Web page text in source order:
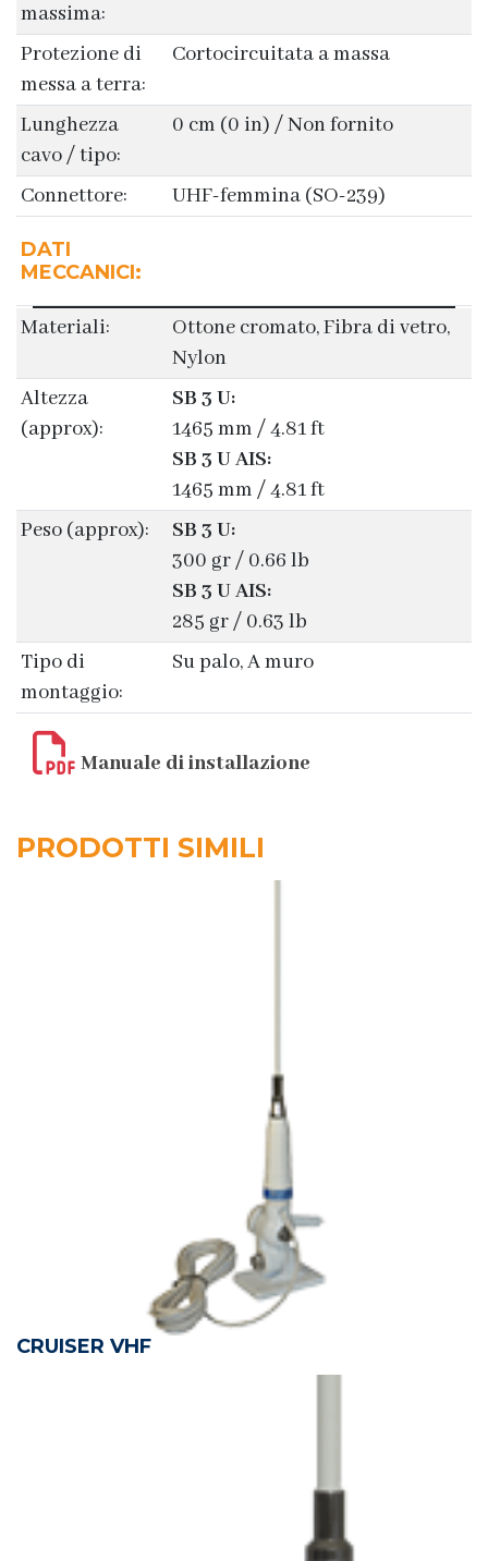
massima:
Protezione di
messa a terra:
Cortocircuitata a massa
Lunghezza
cavo / tipo:
0 cm (0 in) / Non fornito
Connettore: UHF-femmina (SO-239)
DATI
MECCANICI:
Materiali:
Ottone cromato, Fibra di vetro,
Nylon
Altezza
(approx):
SB 3 U:
1465 mm / 4.81 ft
SB 3 U AIS:
1465 mm / 4.81 ft
Peso (approx):
SB 3 U:
300 gr / 0.66 lb
SB 3 U AIS:
285 gr / 0.63 lb
Tipo di
montaggio:
Su palo, A muro
Manuale di installazione
PRODOTTI SIMILI
CRUISER VHF